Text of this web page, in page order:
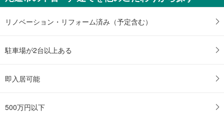
リノベーション・リフォーム済み（予定含む）
駐車場が2台以上ある
即入居可能
500万円以下